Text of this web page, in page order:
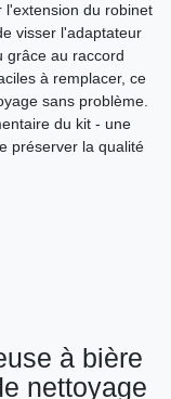
l'extension du robinet
visser l'adaptateur
grâce au raccord
à remplacer, ce
sans problème.
du kit - une
préserver la qualité
à bière
nettoyage